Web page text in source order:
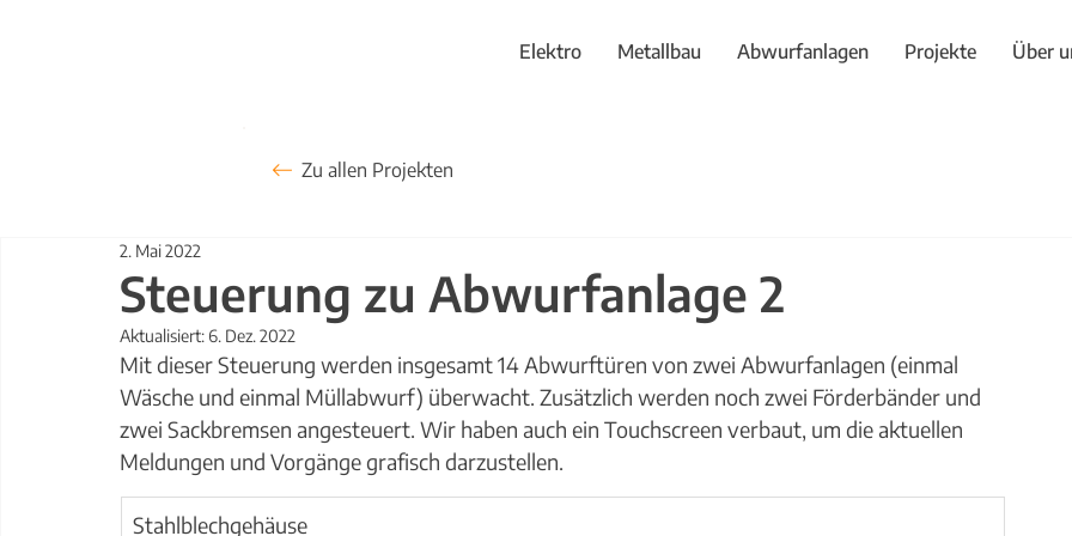
Elektro Metallbau Abwurfanlagen Projekte Über
Steuerung zu Abwurfanlage 2
2. Mai 2022
Aktualisiert: 6. Dez. 2022
Mit dieser Steuerung werden insgesamt 14 Abwurftüren von zwei Abwurfanlagen (einmal
Wäsche und einmal Müllabwurf) überwacht. Zusätzlich werden noch zwei Förderbänder und
zwei Sackbremsen angesteuert. Wir haben auch ein Touchscreen verbaut, um die aktuellen
Meldungen und Vorgänge grafisch darzustellen.
Stahlblechgehäuse
Zu allen Projekten